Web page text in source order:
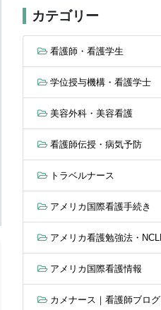
カテゴリー
看護師・看護学生
学位授与機構・看護学士
美容外科・美容看護
看護師伝授・病気予防
トラベルナース
アメリカ国際看護手続き
アメリカ看護勉強法・
アメリカ国際看護情報
カメナース｜看護師ブロ